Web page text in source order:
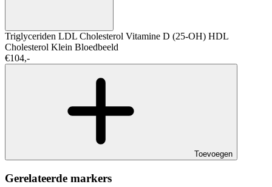
Triglyceriden LDL Cholesterol Vitamine D (25-OH) HDL
Cholesterol Klein Bloedbeeld
€104,-
Toevoegen
Gerelateerde markers